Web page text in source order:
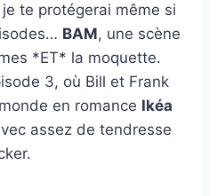
je te protégerai même si
BAM, une scène
*ET* la moquette.
3, où Bill et Frank
en romance Ikéa
assez de tendresse